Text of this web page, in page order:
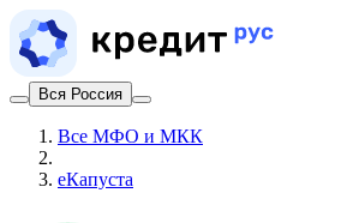
Вся Россия
Все МФО и МКК
еКапуста